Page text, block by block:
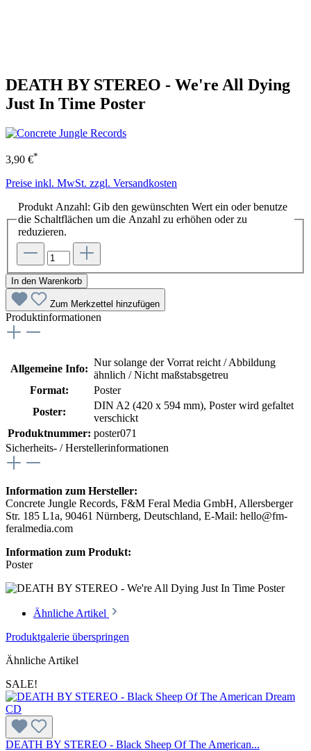
DEATH BY STEREO - We're All Dying
Just In Time Poster
3,90 €*
Preise inkl. MwSt. zzgl. Versandkosten
Produkt Anzahl: Gib den gewünschten Wert ein oder benutze
die Schaltflächen um die Anzahl zu erhöhen oder zu
reduzieren.
In den Warenkorb
Zum Merkzettel hinzufügen
Produktinformationen
Allgemeine Info:
Nur solange der Vorrat reicht / Abbildung
ähnlich / Nicht maßstabsgetreu
Format:
Poster
Poster:
DIN A2 (420 x 594 mm), Poster wird gefaltet
verschickt
Produktnummer: poster071
Sicherheits- / Herstellerinformationen
Information zum Hersteller:
Concrete Jungle Records, F&M Feral Media GmbH, Allersberger
Str. 185 L1a, 90461 Nürnberg, Deutschland, E-Mail: hello@fm-
feralmedia.com
Information zum Produkt:
Poster
Ähnliche Artikel
Produktgalerie überspringen
Ähnliche Artikel
SALE!
DEATH BY STEREO - Black Sheep Of The American...